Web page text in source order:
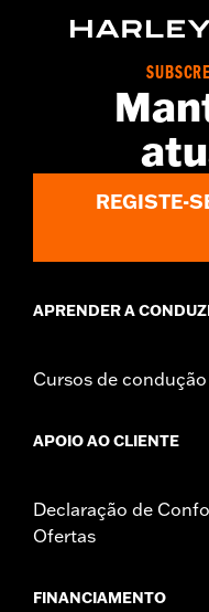
REGISTE-
APRENDER A
Cursos de condução
APOIO AO CLIENTE
Declaração de
Ofertas
FINANCIAMENTO